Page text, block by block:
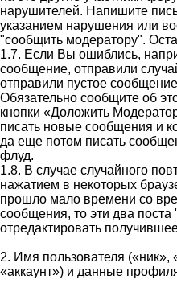
нарушителей. Напишите
указанием нарушения или
"сообщить модератору".
1.7. Если Вы ошиблись,
сообщение, отправили
отправили пустое
Обязательно сообщите об
кнопки «Доложить
писать новые сообщения и
да еще потом писать
флуд.
1.8. В случае случайного
нажатием в некоторых
прошло мало времени со
сообщения, то эти два поста
отредактировать
2. Имя пользователя («ник»,
«аккаунт») и данные